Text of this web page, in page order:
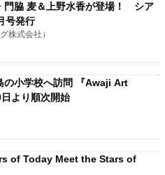
門脇 麦＆上野水香が登場！ シア
号発行
株式会社）
の小学校へ訪問 『Awaji Art
より順次開始
of Today Meet the Stars of